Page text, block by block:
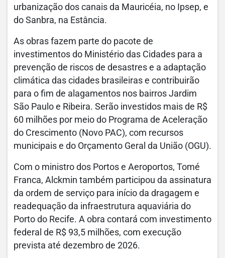
urbanização dos canais da Mauricéia, no Ipsep, e
do Sanbra, na Estância.
As obras fazem parte do pacote de
investimentos do Ministério das Cidades para a
prevenção de riscos de desastres e a adaptação
climática das cidades brasileiras e contribuirão
para o fim de alagamentos nos bairros Jardim
São Paulo e Ribeira. Serão investidos mais de R$
60 milhões por meio do Programa de Aceleração
do Crescimento (Novo PAC), com recursos
municipais e do Orçamento Geral da União (OGU).
Com o ministro dos Portos e Aeroportos, Tomé
Franca, Alckmin também participou da assinatura
da ordem de serviço para início da dragagem e
readequação da infraestrutura aquaviária do
Porto do Recife. A obra contará com investimento
federal de R$ 93,5 milhões, com execução
prevista até dezembro de 2026.